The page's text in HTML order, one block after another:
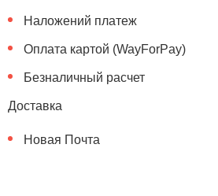
Наложений платеж
Оплата картой (WayForPay)
Безналичный расчет
Доставка
Новая Почта